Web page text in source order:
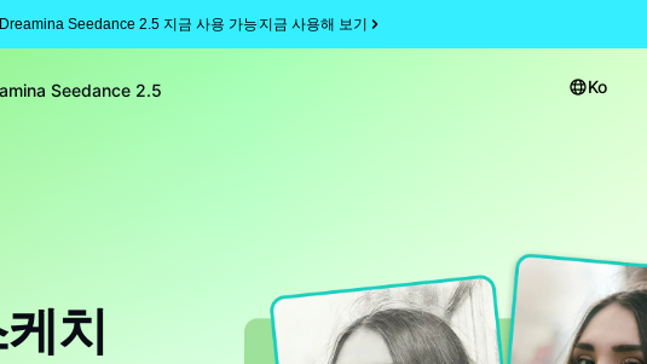
Seedance 2.5 지금 사용 가능 지금 사용해 보기
Seedance 2.5 Ko
치